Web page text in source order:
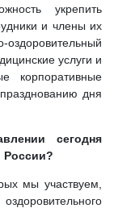
укрепить
и члены их
оздоровительный
услуги и
корпоративные
дня
сегодня
России?
мы участвуем,